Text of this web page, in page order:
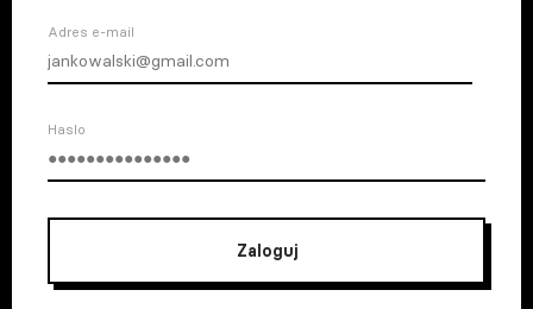
Adres e-mail
Haslo
Zaloguj